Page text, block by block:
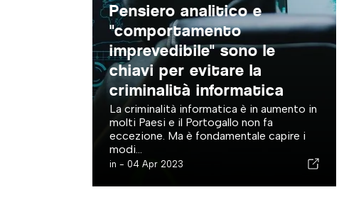
Pensiero analitico e
"comportamento
imprevedibile" sono le
chiavi per evitare la
criminalità informatica
La criminalità informatica è in aumento in
molti Paesi e il Portogallo non fa
eccezione. Ma è fondamentale capire i
modi...
in - 04 Apr 2023